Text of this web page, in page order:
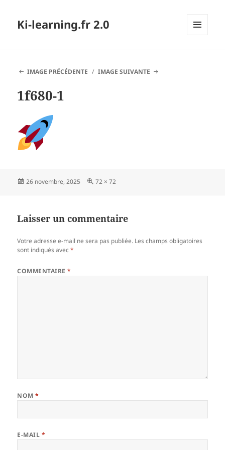
Ki-learning.fr 2.0
IMAGE PRÉCÉDENTE
IMAGE SUIVANTE
1f680-1
Publié
26 novembre, 2025
Taille
72 × 72
Laisser un commentaire
Votre adresse e-mail ne sera pas publiée. Les champs obligatoires
sont indiqués avec*
COMMENTAIRE*
NOM*
E-MAIL *